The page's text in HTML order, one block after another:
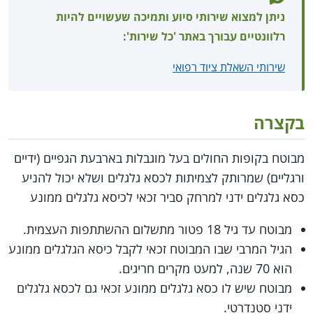
ניתן למצוא שירותי סיוע ותמיכה שעשויים להיות
רלוונטיים עבורך באתר 'כל שירות':
שירותי השאלת ציוד רפואי
בקצרה
מבוטח בקופות החולים בעל מוגבלות בארבעת הגפיים (ידיים
ורגליים) שמרותק לצמיתות לכסא גלגלים ושלא יכול להניע
כסא גלגלים ידני למרחק סביר זכאי לכיסא גלגלים ממונע
מבוטח עד גיל 18 פטור מתשלום ההשתתפות העצמית.
הגיל המרבי שבו המבוטח זכאי לקבל כיסא הגלגלים ממונע
הוא 70 שנה, למעט מקרים חריגים.
מבוטח שיש לו כסא גלגלים ממונע זכאי גם לכסא גלגלים
ידני סטנדרטי.